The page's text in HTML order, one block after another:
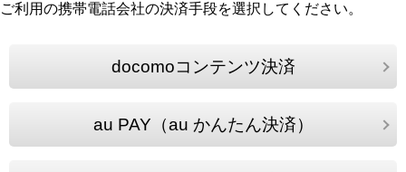
ご利用の携帯電話会社の決済手段を選択してください。
docomoコンテンツ決済
au PAY（au かんたん決済）